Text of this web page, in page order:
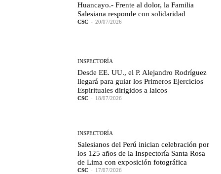
Huancayo.- Frente al dolor, la Familia
Salesiana responde con solidaridad
CSC - 20/07/2026
INSPECTORÍA
Desde EE. UU., el P. Alejandro Rodríguez
llegará para guiar los Primeros Ejercicios
Espirituales dirigidos a laicos
CSC - 18/07/2026
INSPECTORÍA
Salesianos del Perú inician celebración por
los 125 años de la Inspectoría Santa Rosa
de Lima con exposición fotográfica
CSC - 17/07/2026